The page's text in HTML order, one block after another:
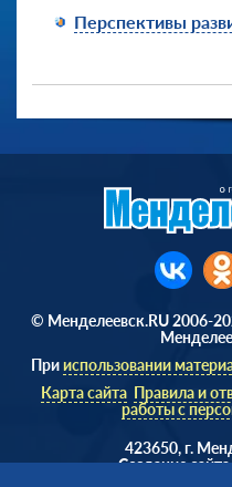
Перспективы
© Менделеевск.RU 2006-
Прииспользовании
Карта сайта Правила и
работы с
423650, г.
Cоздание